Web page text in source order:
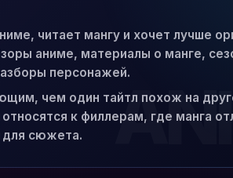
читает мангу и хочет лучше
аниме, материалы о манге,
персонажей.
чем один тайтл похож на
к филлерам, где манга
для сюжета.